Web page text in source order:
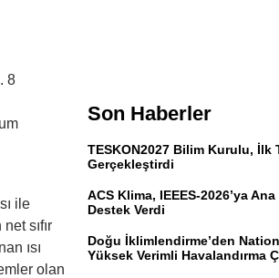
8
ile
sıfır
ısı
olan
Son Haberler
TESKON2027 Bilim Kurulu, İlk
Gerçekleştirdi
ACS Klima, IEEES-2026’ya
Destek Verdi
Doğu İklimlendirme’den
Yüksek Verimli Havalandırma